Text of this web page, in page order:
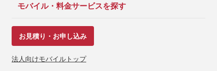
モバイル・料金サービスを探す
お見積り・お申し込み
法人向けモバイルトップ